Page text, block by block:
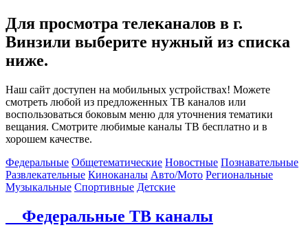
Для просмотра телеканалов в г.
Винзили выберите нужный из списка
ниже.
Наш сайт доступен на мобильных устройствах! Можете
смотреть любой из предложенных ТВ каналов или
воспользоваться боковым меню для уточнения тематики
вещания. Смотрите любимые каналы ТВ бесплатно и в
хорошем качестве.
Федеральные Общетематические Новостные Познавательные
Развлекательные Киноканалы Авто/Мото Региональные
Музыкальные Спортивные Детские
Федеральные ТВ каналы